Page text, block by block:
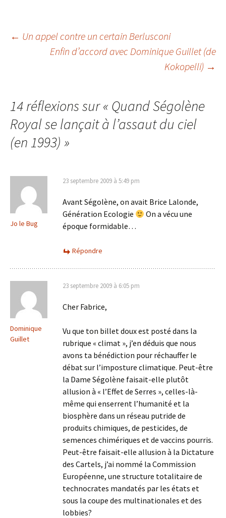
Navigation
articles
← Un appel contre un certain Berlusconi
Enfin d’accord avec Dominique Guillet (de
Kokopelli) →
14 réflexions sur « Quand Ségolène
Royal se lançait à l’assaut du ciel
(en 1993) »
Jo le Bug
23 septembre 2009 à 5:49 pm
Avant Ségolène, on avait Brice Lalonde,
Génération Ecologie
On a vécu une
époque formidable…
Répondre
Dominique
Guillet
23 septembre 2009 à 6:05 pm
Cher Fabrice,
Vu que ton billet doux est posté dans la
rubrique « climat », j’en déduis que nous
avons ta bénédiction pour réchauffer le
débat sur l’imposture climatique. Peut-être
la Dame Ségolène faisait-elle plutôt
allusion à « l’Effet de Serres », celles-là-
même qui enserrent l’humanité et la
biosphère dans un réseau putride de
produits chimiques, de pesticides, de
semences chimériques et de vaccins pourris.
Peut-être faisait-elle allusion à la Dictature
des Cartels, j’ai nommé la Commission
Européenne, une structure totalitaire de
technocrates mandatés par les états et
sous la coupe des multinationales et des
lobbies?